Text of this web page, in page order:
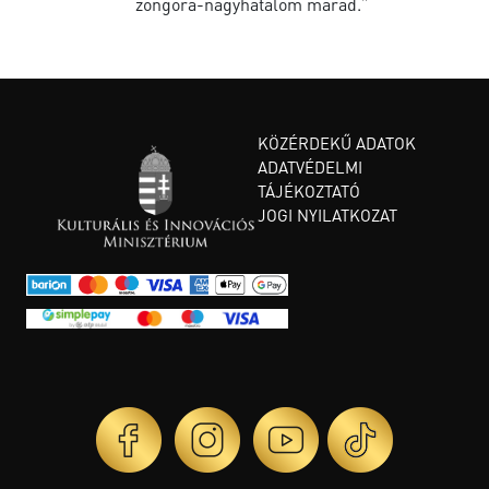
KÖZÉRDEKŰ ADATOK
ADATVÉDELMI
TÁJÉKOZTATÓ
JOGI NYILATKOZAT